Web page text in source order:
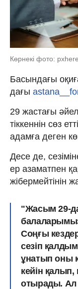
Көрнекі фото:
Басындағы
дағы
29 жастағы
тіккеннін сөз
адамға деген
Десе де,
ер азаматпен
жібермейтінін
"Жасым 29-
Соңғы
сезіп
ұнатып оны
кейін қалып,
отырады. Ал